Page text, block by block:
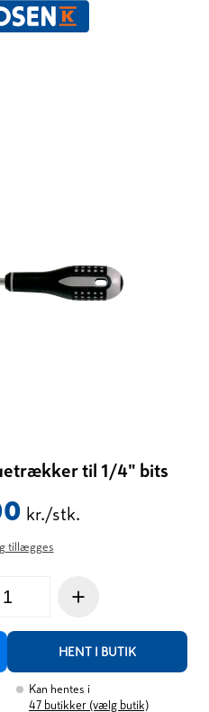
til 1/4" bits
kr./stk.
tillægges
+
HENT I BUTIK
Kan hentes i
47 butikker (vælg butik)